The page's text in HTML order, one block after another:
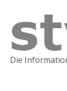
Inhalt
springen
Die